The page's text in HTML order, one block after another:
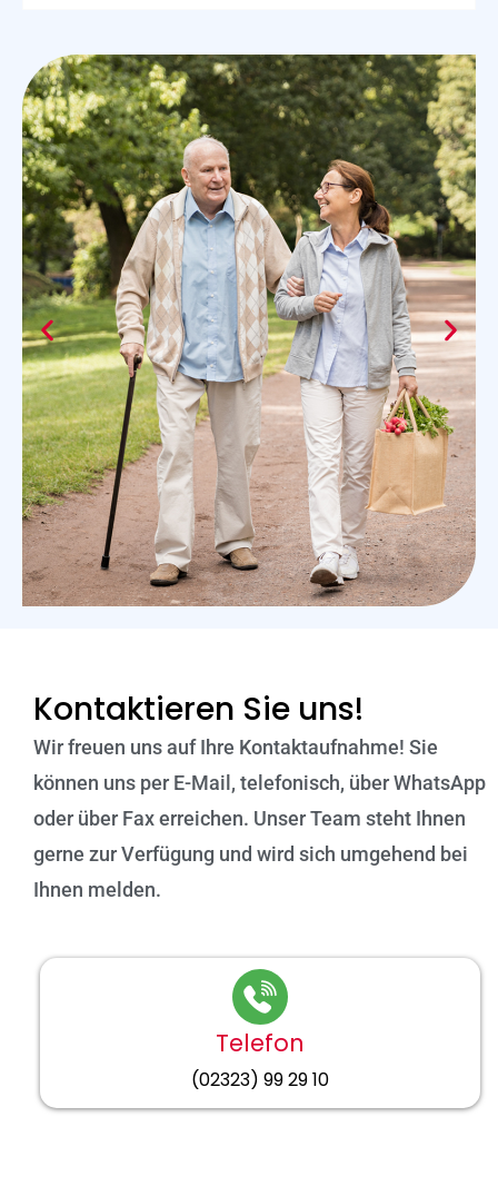
Kontaktieren Sie uns!
Wir freuen uns auf Ihre Kontaktaufnahme! Sie
können uns per E-Mail, telefonisch, über WhatsApp
oder über Fax erreichen. Unser Team steht Ihnen
gerne zur Verfügung und wird sich umgehend bei
Ihnen melden.​
Telefon
(02323) 99 29 10